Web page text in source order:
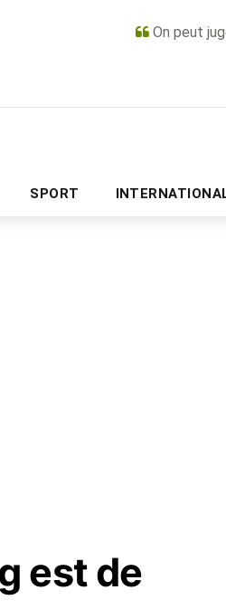
On peut
SPORTPUBLICITÉ
est de